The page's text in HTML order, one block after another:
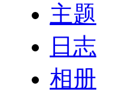
主题
日志
相册